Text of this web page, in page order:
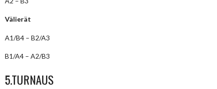
Välierät
A1/B4 – B2/A3
B1/A4 – A2/B3
5.TURNAUS